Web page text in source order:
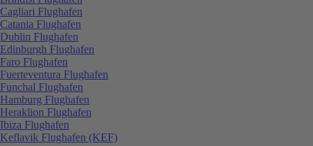
Cagliari Flughafen
Catania Flughafen
Dublin Flughafen
Edinburgh Flughafen
Faro Flughafen
Fuerteventura Flughafen
Funchal Flughafen
Hamburg Flughafen
Heraklion Flughafen
Ibiza Flughafen
Keflavik Flughafen (KEF)